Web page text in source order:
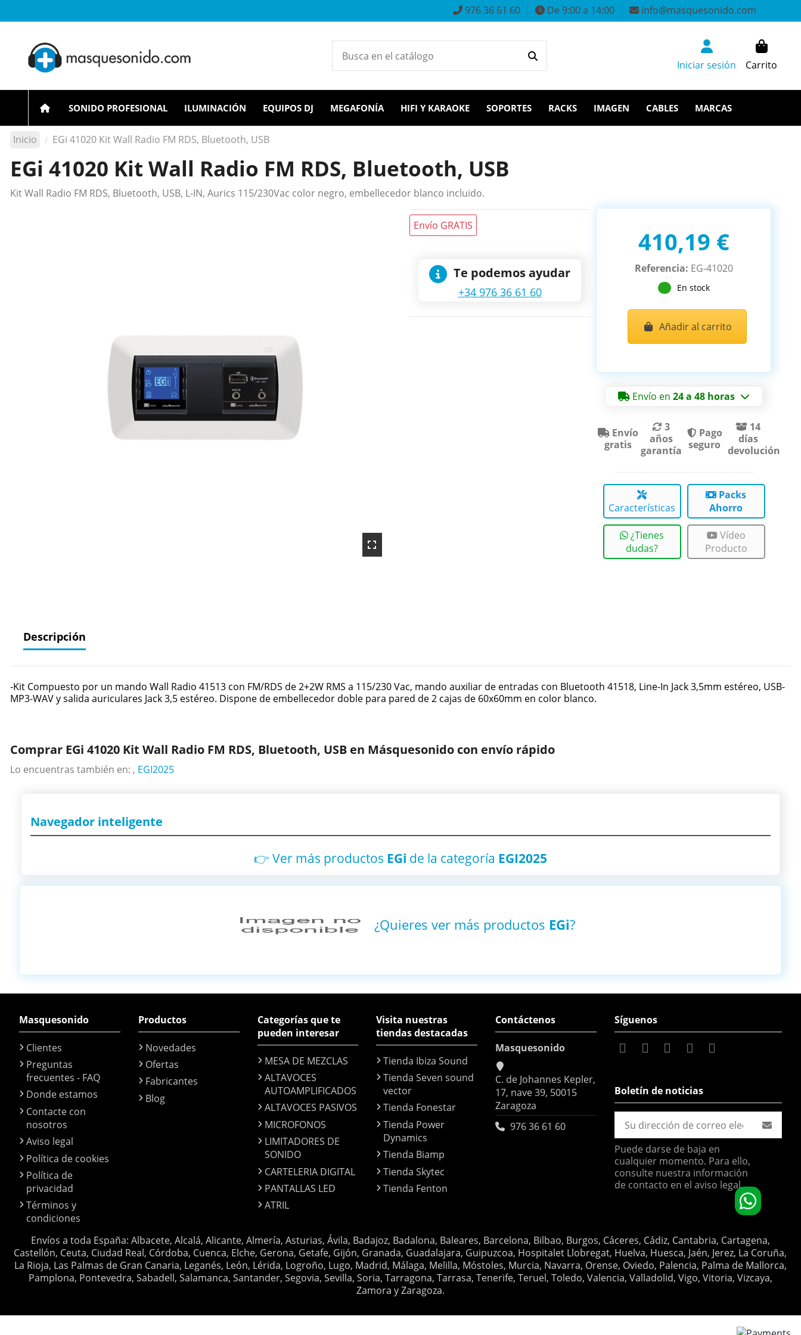
976 36 61 60 De 9:00 a 14:00 info@masquesonido.com
Iniciar sesión Carrito
SONIDO PROFESIONAL ILUMINACIÓN EQUIPOS DJ MEGAFONÍA HIFI Y KARAOKE SOPORTES RACKS IMAGEN CABLES MARCAS
Inicio EGi 41020 Kit Wall Radio FM RDS, Bluetooth, USB
EGi 41020 Kit Wall Radio FM RDS, Bluetooth, USB
Kit Wall Radio FM RDS, Bluetooth, USB, L-IN, Aurics 115/230Vac color negro, embellecedor blanco incluido.
Envío GRATIS
Te podemos ayudar
+34 976 36 61 60
410,19 €
Referencia: EG-41020
En stock
Añadir al carrito
Envío en24 a 48 horas
Envío
gratis
3
años
garantía
Pago
seguro
14
días
devolución
Características
Packs
Ahorro
¿Tienes
dudas?
Vídeo
Producto
Descripción
-Kit Compuesto por un mando Wall Radio 41513 con FM/RDS de 2+2W RMS a 115/230 Vac, mando auxiliar de entradas con Bluetooth 41518, Line-In Jack 3,5mm estéreo, USB-
MP3-WAV y salida auriculares Jack 3,5 estéreo. Dispone de embellecedor doble para pared de 2 cajas de 60x60mm en color blanco.
Comprar EGi 41020 Kit Wall Radio FM RDS, Bluetooth, USB en Másquesonido con envío rápido
Lo encuentras también en: , EGI2025
Navegador inteligente
👉 Ver más productos EGi de la categoría EGI2025
¿Quieres ver más productos EGi?
Masquesonido
Clientes
Preguntas
frecuentes - FAQ
Donde estamos
Contacte con
nosotros
Aviso legal
Política de cookies
Política de
privacidad
Términos y
condiciones
Productos
Novedades
Ofertas
Fabricantes
Blog
Categorías que te
pueden interesar
MESA DE MEZCLAS
ALTAVOCES
AUTOAMPLIFICADOS
ALTAVOCES PASIVOS
MICROFONOS
LIMITADORES DE
SONIDO
CARTELERIA DIGITAL
PANTALLAS LED
ATRIL
Visita nuestras
tiendas destacadas
Tienda Ibiza Sound
Tienda Seven sound
vector
Tienda Fonestar
Tienda Power
Dynamics
Tienda Biamp
Tienda Skytec
Tienda Fenton
Contáctenos
Masquesonido
C. de Johannes Kepler,
17, nave 39, 50015
Zaragoza
976 36 61 60
Síguenos
Boletín de noticias
Puede darse de baja en
cualquier momento. Para ello,
consulte nuestra información
de contacto en el aviso legal.
Envíos a toda España: Albacete, Alcalá, Alicante, Almería, Asturias, Ávila, Badajoz, Badalona, Baleares, Barcelona, Bilbao, Burgos, Cáceres, Cádiz, Cantabria, Cartagena,
Castellón, Ceuta, Ciudad Real, Córdoba, Cuenca, Elche, Gerona, Getafe, Gijón, Granada, Guadalajara, Guipuzcoa, Hospitalet Llobregat, Huelva, Huesca, Jaén, Jerez, La Coruña,
La Rioja, Las Palmas de Gran Canaria, Leganés, León, Lérida, Logroño, Lugo, Madrid, Málaga, Melilla, Móstoles, Murcia, Navarra, Orense, Oviedo, Palencia, Palma de Mallorca,
Pamplona, Pontevedra, Sabadell, Salamanca, Santander, Segovia, Sevilla, Soria, Tarragona, Tarrasa, Tenerife, Teruel, Toledo, Valencia, Valladolid, Vigo, Vitoria, Vizcaya,
Zamora y Zaragoza.